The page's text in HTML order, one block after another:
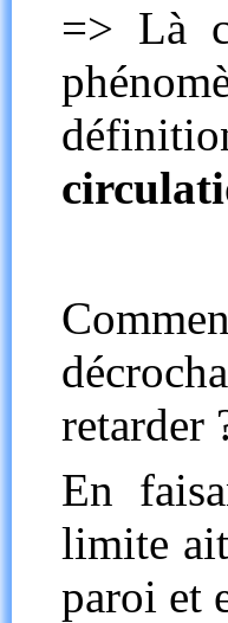
=> Là
retarder
En
limite
paroi et